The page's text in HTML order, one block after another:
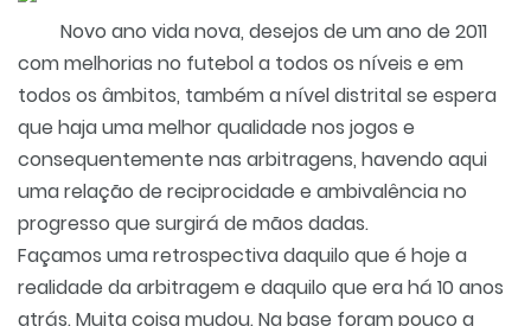
Novo ano vida nova, desejos de um ano de 2011
com melhorias no futebol a todos os níveis e em
todos os âmbitos, também a nível distrital se espera
que haja uma melhor qualidade nos jogos e
consequentemente nas arbitragens, havendo aqui
uma relação de reciprocidade e ambivalência no
progresso que surgirá de mãos dadas.
Façamos uma retrospectiva daquilo que é hoje a
realidade da arbitragem e daquilo que era há 10 anos
atrás. Muita coisa mudou. Na base foram pouco a